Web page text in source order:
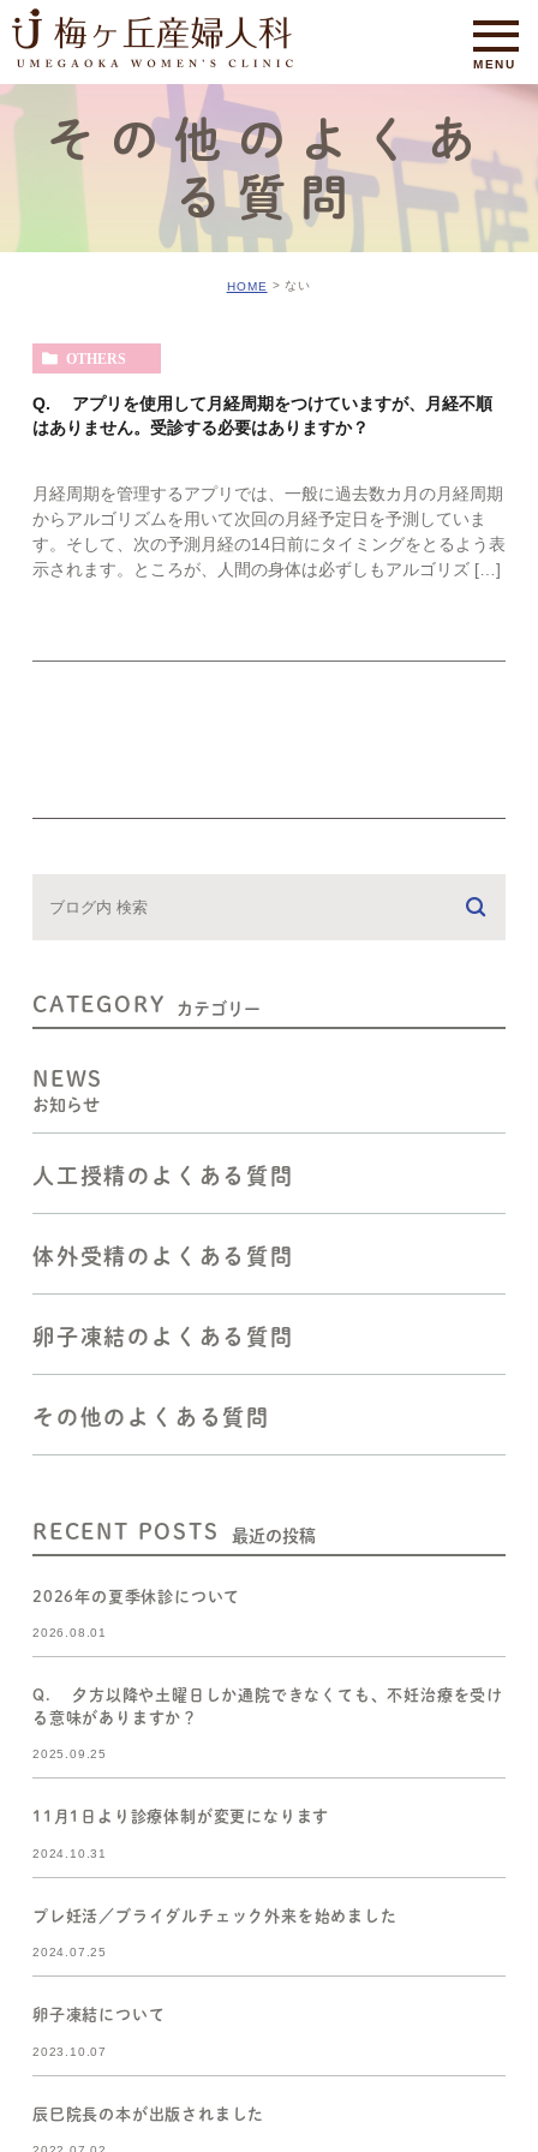
その他のよくあ
る質問
HOME ない
OTHERS
Q. アプリを使用して月経周期をつけていますが、月経不順
はありません。受診する必要はありますか？
月経周期を管理するアプリでは、一般に過去数カ月の月経周期
からアルゴリズムを用いて次回の月経予定日を予測していま
す。そして、次の予測月経の14日前にタイミングをとるよう表
示されます。ところが、人間の身体は必ずしもアルゴリズ […]
CATEGORY カテゴリー
NEWS
お知らせ
人工授精のよくある質問
体外受精のよくある質問
卵子凍結のよくある質問
その他のよくある質問
RECENT POSTS 最近の投稿
2026年の夏季休診について
2026.08.01
Q. 夕方以降や土曜日しか通院できなくても、不妊治療を受け
る意味がありますか？
2025.09.25
11月1日より診療体制が変更になります
2024.10.31
プレ妊活／ブライダルチェック外来を始めました
2024.07.25
卵子凍結について
2023.10.07
辰巳院長の本が出版されました